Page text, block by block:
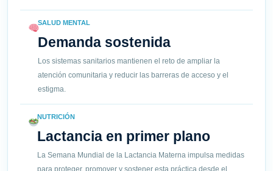
SALUD MENTAL
Demanda sostenida
Los sistemas sanitarios mantienen el reto de ampliar la
atención comunitaria y reducir las barreras de acceso y el
estigma.
NUTRICIÓN
Lactancia en primer plano
La Semana Mundial de la Lactancia Materna impulsa medidas
para proteger, promover y sostener esta práctica desde el